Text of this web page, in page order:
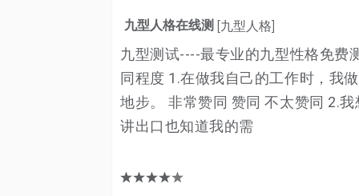
九型人格在线测 [九型人格]
九型测试----最专业的九型性格免费
同程度 1.在做我自己的工作时，我
地步。 非常赞同 赞同 不太赞同 2.
讲出口也知道我的需